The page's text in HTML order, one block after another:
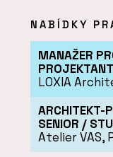
NABÍDKY
MANAŽER
PROJEKTANT
LOXIA
ARCHITEKT-
SENIOR /
Atelier VAS,